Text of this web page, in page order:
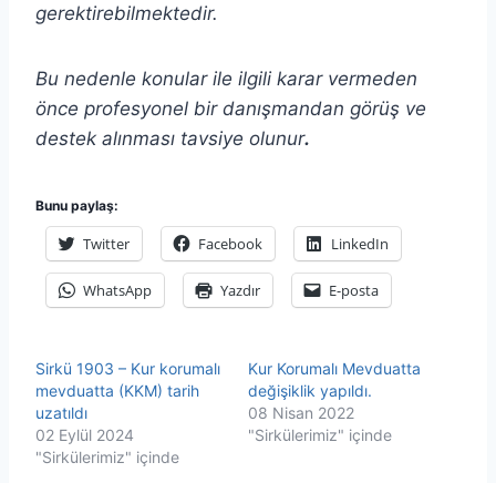
gerektirebilmektedir.
Bu nedenle konular ile ilgili karar vermeden
önce profesyonel bir danışmandan görüş ve
destek alınması tavsiye olunur.
Bunu paylaş:
Twitter Facebook LinkedIn
WhatsApp Yazdır E-posta
Sirkü 1903 – Kur korumalı
mevduatta (KKM) tarih
uzatıldı
02 Eylül 2024
"Sirkülerimiz" içinde
Kur Korumalı Mevduatta
değişiklik yapıldı.
08 Nisan 2022
"Sirkülerimiz" içinde